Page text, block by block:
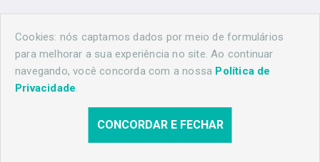
maringahistorica@gmail.com
© 2026 Maringá Histórica. Todos os direitos reservados.
Desenvolvido porAgência Nova Inteligência.
Cookies: nós captamos dados por meio de formulários
para melhorar a sua experiência no site. Ao continuar
navegando, você concorda com a nossa Política de
Privacidade.
CONCORDAR E FECHAR